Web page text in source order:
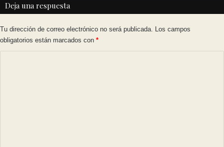
Deja una respuesta
Tu dirección de correo electrónico no será publicada. Los campos
obligatorios están marcados con *